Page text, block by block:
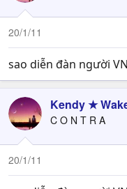
20/1/11
sao diễn đàn người
Kendy ★
C O N T R A
20/1/11